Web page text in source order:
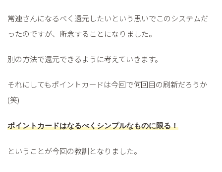
常連さんになるべく還元したいという思いでこのシステムだ
ったのですが、断念することになりました。
別の方法で還元できるように考えていきます。
それにしてもポイントカードは今回で何回目の刷新だろうか
(笑)
ポイントカードはなるべくシンプルなものに限る！
ということが今回の教訓となりました。